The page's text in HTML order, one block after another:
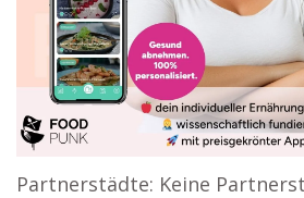
Partnerstädte: Keine